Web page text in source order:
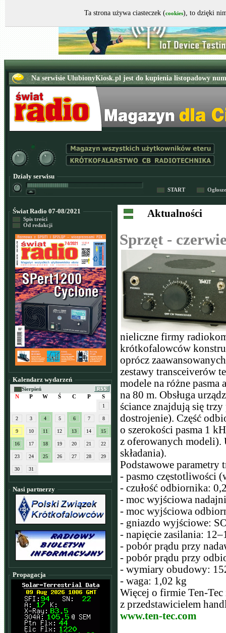
Działy serwisu
START
Świat Radio 07-08/2021
Spis treści
Od redakcji
Kalendarz wydarzeń
Sierpień
N
P W Ś C P S
1
2 3 4 5 6 7 8
9 10 11 12 13 14 15
16 17 18 19 20 21 22
23 24 25 26 27 28 29
30 31
Nasi partnerzy
Propagacja
Aktualności
Sprzęt -
nieliczne firmy
krótkofalowców
oprócz
zestawy transceiverów
modele na różne
na 80 m. Obsługa
ściance znajdują się trzy
dostrojenie). Część
o szerokości pasma 1
z oferowanych modeli).
składania).
Podstawowe parametry
- pasmo częstotliwości
- czułość odbiornika:
- moc wyjściowa
- moc wyjściowa
- gniazdo wyjściowe:
- napięcie zasilania:
- pobór prądu przy
- pobór prądu przy
- wymiary obudowy:
- waga: 1,02 kg
Więcej o firmie Ten-
z przedstawicielem
www.ten-tec.com
Ta strona używa ciasteczek (cookies), to dzięki